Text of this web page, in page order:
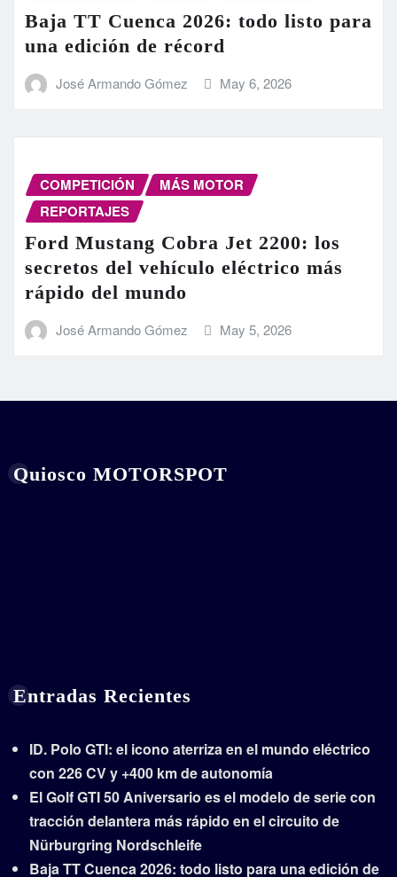
Baja TT Cuenca 2026: todo listo para
una edición de récord
José Armando Gómez May 6, 2026
COMPETICIÓN
MÁS MOTOR
REPORTAJES
Ford Mustang Cobra Jet 2200: los
secretos del vehículo eléctrico más
rápido del mundo
José Armando Gómez May 5, 2026
Quiosco MOTORSPOT
Entradas Recientes
ID. Polo GTI: el icono aterriza en el mundo eléctrico
con 226 CV y +400 km de autonomía
El Golf GTI 50 Aniversario es el modelo de serie con
tracción delantera más rápido en el circuito de
Nürburgring Nordschleife
Baja TT Cuenca 2026: todo listo para una edición de